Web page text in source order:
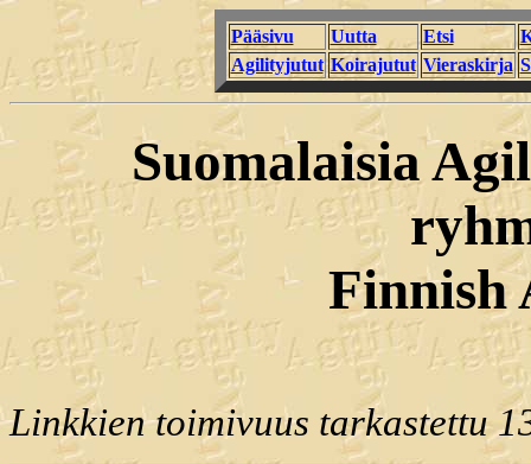
Pääsivu Uutta Etsi
Agilityjutut Koirajutut Vieraskirja
Suomalaisia
Finnish
Linkkien toimivuus tarkastettu